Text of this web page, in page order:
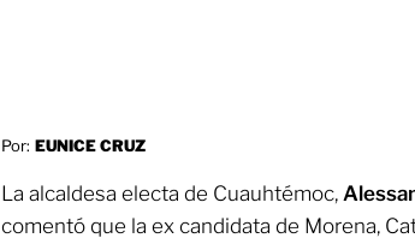
Por: EUNICE CRUZ
La alcaldesa electa de Cuauhtémoc,
comentó que la ex candidata de Morena,